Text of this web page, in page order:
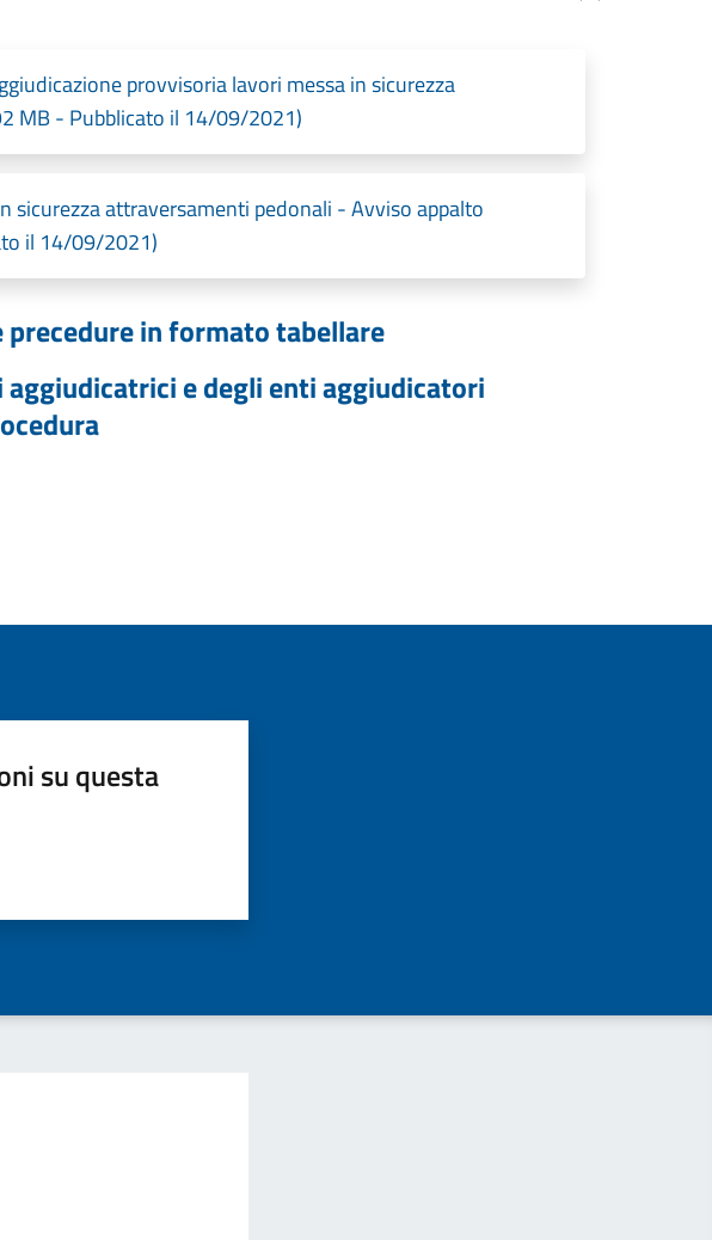
provvisoria lavori messa in sicurezza
MB - Pubblicato il 14/09/2021)
sicurezza attraversamenti pedonali - Avviso appalto
il 14/09/2021)
in formato tabellare
e degli enti aggiudicatori
su questa